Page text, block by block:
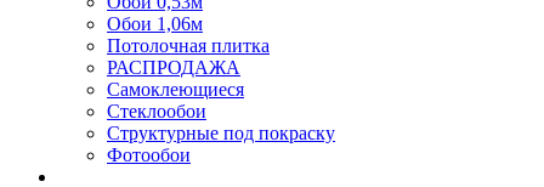
Обои 1,06м
Потолочная плитка
РАСПРОДАЖА
Самоклеющиеся
Стеклообои
Структурные под покраску
Фотообои